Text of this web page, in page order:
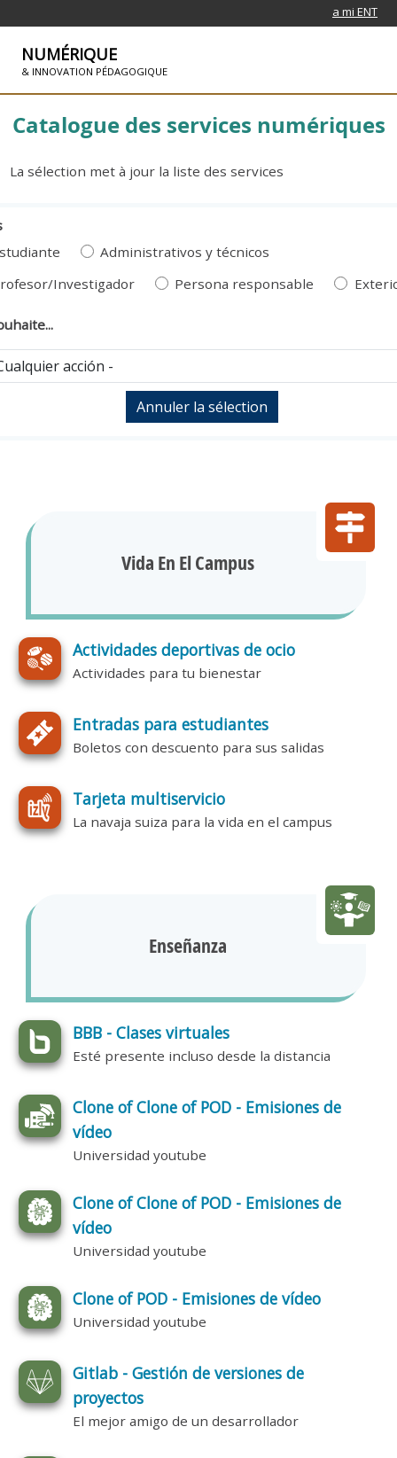
a mi ENT
NUMÉRIQUE
& INNOVATION PÉDAGOGIQUE
Catalogue des services numériques
La sélection met à jour la liste des services
Administrativos y técnicos
Investigador
Persona responsable
Vida En El Campus
Actividades deportivas de ocio
Actividades para tu bienestar
Entradas para estudiantes
Boletos con descuento para sus salidas
Tarjeta multiservicio
La navaja suiza para la vida en el campus
Enseñanza
BBB - Clases virtuales
Esté presente incluso desde la distancia
Clone of Clone of POD - Emisiones de
vídeo
Universidad youtube
Clone of Clone of POD - Emisiones de
vídeo
Universidad youtube
Clone of POD - Emisiones de vídeo
Universidad youtube
Gitlab - Gestión de versiones de
proyectos
El mejor amigo de un desarrollador